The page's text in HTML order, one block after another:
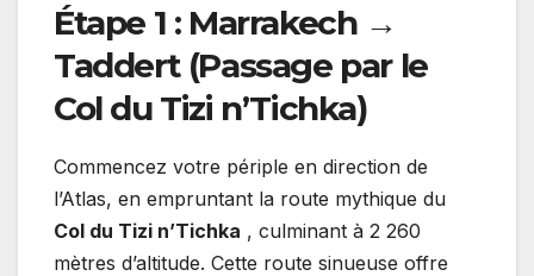
Étape 1 : Marrakech →
Taddert (Passage par le
Col du Tizi n’Tichka)
Commencez votre périple en direction de
l’Atlas, en empruntant la route mythique du
Col du Tizi n’Tichka , culminant à 2 260
mètres d’altitude. Cette route sinueuse offre